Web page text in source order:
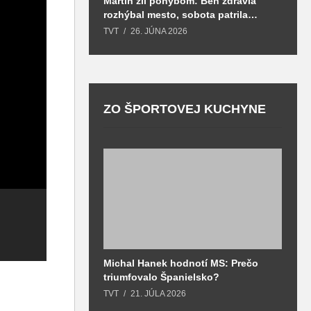
rozhýbal mesto, sobota patrila
zdraviu a prevencii
TVT 26. JÚNA 2026
ZO ŠPORTOVEJ KUCHYNE
Michal Hanek hodnotí MS: Prečo
triumfovalo Španielsko?
TVT 21. JÚLA 2026